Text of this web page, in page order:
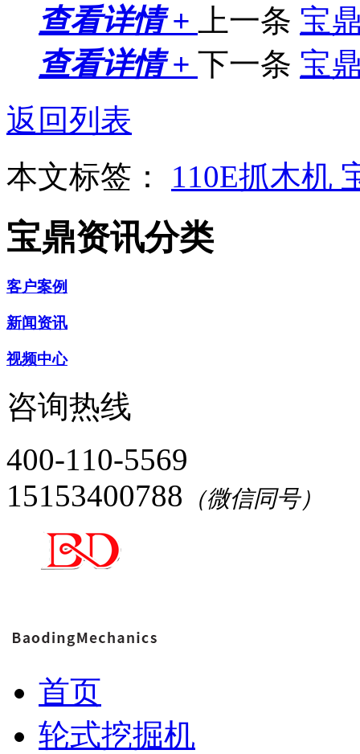
查看详情 + 上一条 宝
查看详情 + 下一条 宝
返回列表
本文标签： 110E抓木机
宝鼎资讯分类
客户案例
新闻资讯
视频中心
咨询热线
400-110-5569
15153400788 （微信同号）
首页
轮式挖掘机